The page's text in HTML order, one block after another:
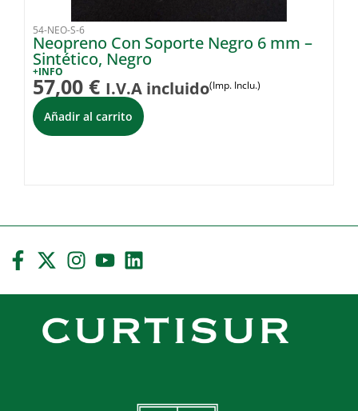
54-NEO-S-6
Neopreno Con Soporte Negro 6 mm –
Sintético, Negro
+INFO
57,00 € I.V.A incluido(Imp. Inclu.)
Añadir al carrito